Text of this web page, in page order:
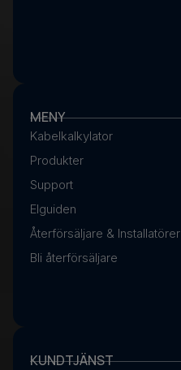
MENY
Kabelkalkylator
Produkter
Support
Elguiden
Återförsäljare & Installatörer
Bli återförsäljare
KUNDTJÄNST